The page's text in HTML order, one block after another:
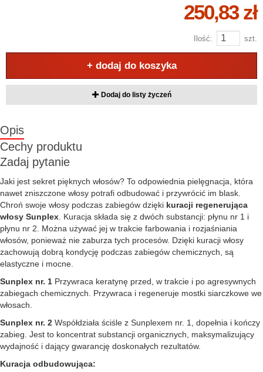
250,83 zł
Ilość: szt.
+ dodaj do koszyka
Dodaj do listy życzeń
Opis
Cechy produktu
Zadaj pytanie
Jaki jest sekret pięknych włosów? To odpowiednia pielęgnacja, która
nawet zniszczone włosy potrafi odbudować i przywrócić im blask.
Chroń swoje włosy podczas zabiegów dzięki kuracji regenerująca
włosy Sunplex . Kuracja składa się z dwóch substancji: płynu nr 1 i
płynu nr 2. Można używać jej w trakcie farbowania i rozjaśniania
włosów, ponieważ nie zaburza tych procesów. Dzięki kuracji włosy
zachowują dobrą kondycję podczas zabiegów chemicznych, są
elastyczne i mocne.
Sunplex nr. 1 Przywraca keratynę przed, w trakcie i po agresywnych
zabiegach chemicznych. Przywraca i regeneruje mostki siarczkowe we
włosach.
Sunplex nr. 2 Współdziała ściśle z Sunplexem nr. 1, dopełnia i kończy
zabieg. Jest to koncentrat substancji organicznych, maksymalizujący
wydajność i dający gwarancję doskonałych rezultatów.
Kuracja odbudowująca: